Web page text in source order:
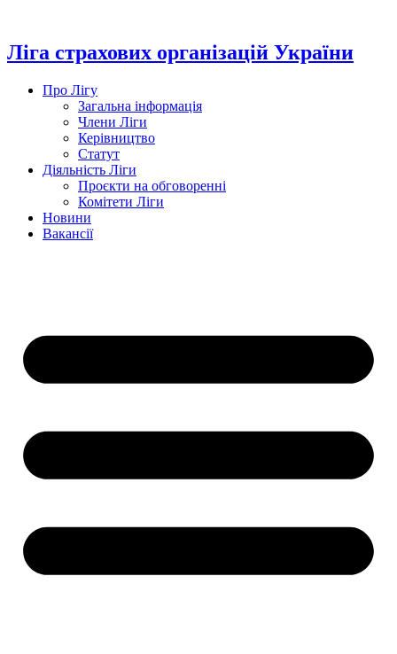
вмісту
Ліга страхових організацій України
Про Лігу
Загальна інформація
Члени Ліги
Керівництво
Статут
Діяльність Ліги
Проєкти на обговоренні
Комітети Ліги
Новини
Вакансії